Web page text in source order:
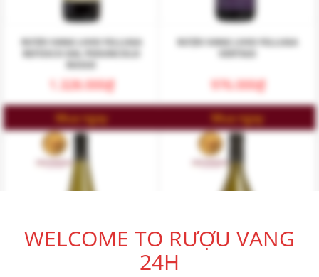
WELCOME TO RƯỢU VANG
24H
RƯỢU VANG LIVIO FELLUGA
1.328.000₫
Mua ngay
RƯỢU VANG LIVIO FELLUGA
976.000₫
Mua ngay